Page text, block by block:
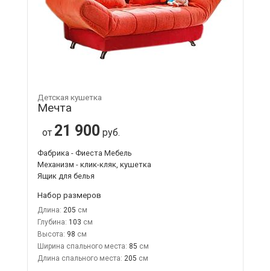
Детская кушетка
Мечта
от 21 900 руб.
Фабрика - Фиеста Мебель
Механизм - клик-кляк, кушетка
Ящик для белья
Набор размеров
Длина: 205
Глубина: 103
Высота: 98
Ширина спального места: 85
Длина спального места: 205